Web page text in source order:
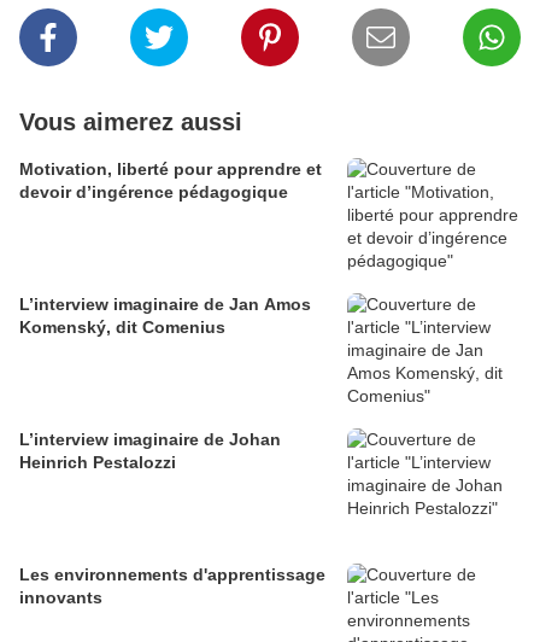
Vous aimerez aussi
Motivation, liberté pour apprendre et
devoir d’ingérence pédagogique
L’interview imaginaire de Jan Amos
Komenský, dit Comenius
L’interview imaginaire de Johan
Heinrich Pestalozzi
Les environnements d'apprentissage
innovants